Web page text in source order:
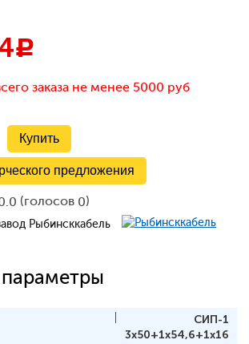
c
заказа не менее 5000 руб
предложения
(голосов 0)
Рыбинсккабель
СИП-1
3x50+1x54,6+1x16